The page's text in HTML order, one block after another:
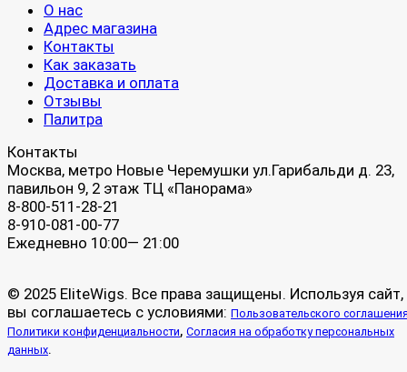
О нас
Адрес магазина
Контакты
Как заказать
Доставка и оплата
Отзывы
Палитра
Контакты
Москва, метро Новые Черемушки ул.Гарибальди д. 23,
павильон 9, 2 этаж ТЦ «Панорама»
8-800-511-28-21
8-910-081-00-77
Ежедневно 10:00— 21:00
© 2025 EliteWigs. Все права защищены. Используя сайт,
вы соглашаетесь с условиями: Пользовательского
Политики конфиденциальности, Согласия на обработку персональных
данных.